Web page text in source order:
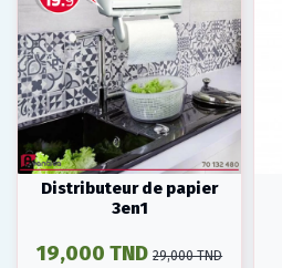
Distributeur de papier
3en1
19,000 TND 29,000 TND